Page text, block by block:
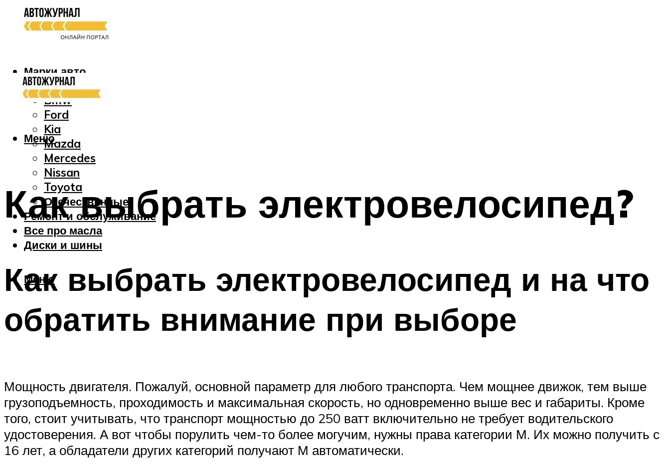
Марки авто
Audi
Bmw
Ford
Kia
Mazda
Mercedes
Nissan
Toyota
Отечественные
Ремонт и обслуживание
Все про масла
Диски и шины
Меню
Меню
Как выбрать электровелосипед?
Как выбрать электровелосипед и на что
обратить внимание при выборе
Мощность двигателя. Пожалуй, основной параметр для любого транспорта. Чем мощнее движок, тем выше
грузоподъемность, проходимость и максимальная скорость, но одновременно выше вес и габариты. Кроме
того, стоит учитывать, что транспорт мощностью до 250 ватт включительно не требует водительского
удостоверения. А вот чтобы порулить чем-то более могучим, нужны права категории М. Их можно получить с
16 лет, а обладатели других категорий получают М автоматически.